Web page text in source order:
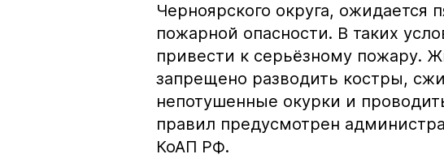
Черноярского округа,
пожарной опасности. В таких
привести к серьёзному пожару.
запрещено разводить костры,
непотушенные окурки и
правил предусмотрен
КоАП РФ.